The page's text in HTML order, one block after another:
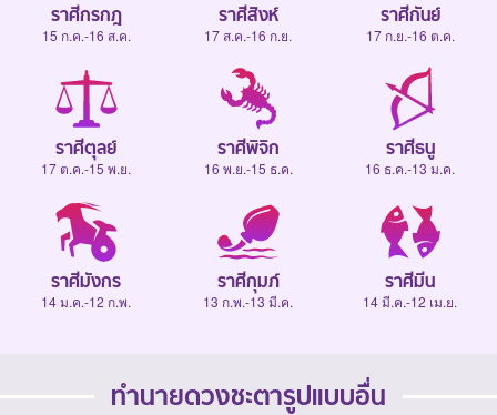
ราศีกรกฎ
15 ก.ค.-16 ส.ค.
ราศีสิงห์
17 ส.ค.-16 ก.ย.
ราศีกันย์
17 ก.ย.-16 ต.ค.
ราศีตุลย์
17 ต.ค.-15 พ.ย.
ราศีพิจิก
16 พ.ย.-15 ธ.ค.
ราศีธนู
16 ธ.ค.-13 ม.ค.
ราศีมังกร
14 ม.ค.-12 ก.พ.
ราศีกุมภ์
13 ก.พ.-13 มี.ค.
ราศีมีน
14 มี.ค.-12 เม.ย.
ทำนายดวงชะตารูปแบบอื่น